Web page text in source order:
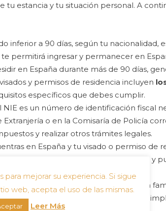
tu estancia y tu situación personal. A
inferior a 90 días, según tu
permitirá ingresar y permanecer en
en España durante más de 90 días,
y permisos de residencia incluyen
específicos que debes cumplir.
NIE es un número de identificación fiscal
o en la Comisaría de Policía
y realizar otros trámites legales.
en España y tu visado o permiso de
antes de la fecha de vencimiento y
que puedas solicitar la reagrupación
unirse a ti en España. Este trámite
para mejorar su experiencia. Si sigue
web, acepta el uso de las mismas.
Leer Más